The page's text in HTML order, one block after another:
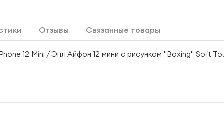
Отзывы Связанные товары
12 Mini / Эпл Айфон 12 мини с рисунком "Boxing" Soft